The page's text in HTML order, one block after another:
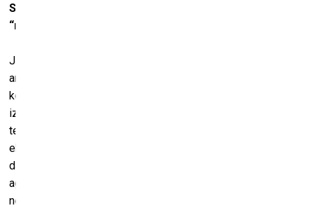
Savulaik jūs kolekcionēšanu esat nodēvējis par
“neārstējamu slimību”. Vai tiešām tik traki?
Jā. Ja jums ir problēmas ar alkoholu, jūs varat doties uz
anonīmo alkoholiķu biedrību, arī no narkotikām ārstē. Pret
kolekcionēšanu zāļu nav. Izņemot gadījumus, kad jums
izbeidzas nauda, kas ir iespējams. Vai arī jums vairs nav
telpas, kas ir tikpat iespējams. Šogad es veicu
eksperimentu. Izlēmu vienu gadu nepirkt nevienu mākslas
darbu. Taču jau esmu sevi piekrāpis, jo nopirku trīs. Tiesa,
agrāk es mēdzu pirkt daudzus. Un šogad, piemēram,
neaizbraucu uz Bāzeli.